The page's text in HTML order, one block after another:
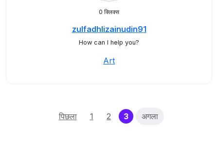
0 क्लिक्स
zulfadhlizainudin91
How can I help you?
Art
पिछला 1 2 3(current)
अगला